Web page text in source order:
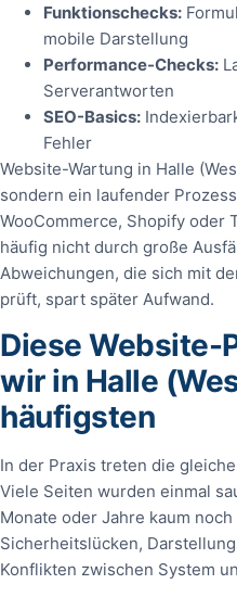
Funktionschecks:
mobile Darstellung
Performance-Checks:
Serverantworten
SEO-Basics:
Fehler
Website-Wartung in Halle
sondern ein laufender
WooCommerce, Shopify oder
häufig nicht durch große
Abweichungen, die sich mit
prüft, spart später Aufwand.
Diese Website-
wir in Halle
häufigsten
In der Praxis treten die
Viele Seiten wurden einmal
Monate oder Jahre kaum
Sicherheitslücken,
Konflikten zwischen System